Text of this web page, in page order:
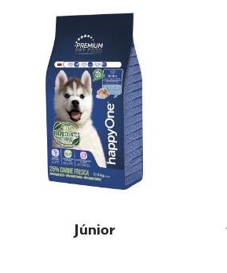
Júnior